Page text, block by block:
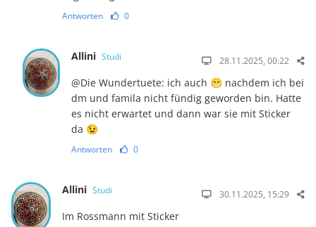
Antworten 0
Allini Studi 28.11.2025, 00:22
@Die Wundertuete: ich auch 😁 nachdem ich bei
dm und famila nicht fündig geworden bin. Hatte
es nicht erwartet und dann war sie mit Sticker
da 😉
Antworten 0
Allini Studi 30.11.2025, 15:29
Im Rossmann mit Sticker